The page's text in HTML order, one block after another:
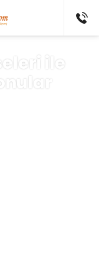
802 52
ile